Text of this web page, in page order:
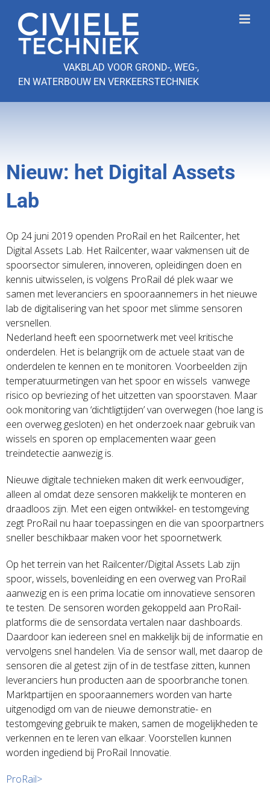
naar
inhoud
VAKBLAD VOOR GROND-, WEG-,
EN WATERBOUW EN VERKEERSTECHNIEK
Nieuw: het Digital Assets
Lab
Op 24 juni 2019 openden ProRail en het Railcenter, het
Digital Assets Lab. Het Railcenter, waar vakmensen uit de
spoorsector simuleren, innoveren, opleidingen doen en
kennis uitwisselen, is volgens ProRail dé plek waar we
samen met leveranciers en spooraannemers in het nieuwe
lab de digitalisering van het spoor met slimme sensoren
versnellen.
Nederland heeft een spoornetwerk met veel kritische
onderdelen. Het is belangrijk om de actuele staat van de
onderdelen te kennen en te monitoren. Voorbeelden zijn
temperatuurmetingen van het spoor en wissels vanwege
risico op bevriezing of het uitzetten van spoorstaven. Maar
ook monitoring van ‘dichtligtijden’ van overwegen (hoe lang is
een overweg gesloten) en het onderzoek naar gebruik van
wissels en sporen op emplacementen waar geen
treindetectie aanwezig is.
Nieuwe digitale technieken maken dit werk eenvoudiger,
alleen al omdat deze sensoren makkelijk te monteren en
draadloos zijn. Met een eigen ontwikkel- en testomgeving
zegt ProRail nu haar toepassingen en die van spoorpartners
sneller beschikbaar maken voor het spoornetwerk.
Op het terrein van het Railcenter/Digital Assets Lab zijn
spoor, wissels, bovenleiding en een overweg van ProRail
aanwezig en is een prima locatie om innovatieve sensoren
te testen. De sensoren worden gekoppeld aan ProRail-
platforms die de sensordata vertalen naar dashboards.
Daardoor kan iedereen snel en makkelijk bij de informatie en
vervolgens snel handelen. Via de sensor wall, met daarop de
sensoren die al getest zijn of in de testfase zitten, kunnen
leveranciers hun producten aan de spoorbranche tonen.
Marktpartijen en spooraannemers worden van harte
uitgenodigd om van de nieuwe demonstratie- en
testomgeving gebruik te maken, samen de mogelijkheden te
verkennen en te leren van elkaar. Voorstellen kunnen
worden ingediend bij ProRail Innovatie.
ProRail>